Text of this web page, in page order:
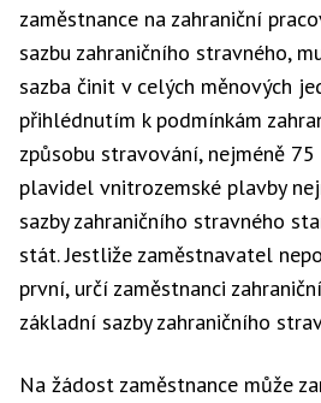
zaměstnance na zahraniční
sazbu zahraničního stravného,
sazba činit v celých měnových
přihlédnutím k podmínkám
způsobu stravování, nejméně
plavidel vnitrozemské plavby
sazby zahraničního stravného
stát. Jestliže zaměstnavatel
první, určí zaměstnanci
základní sazby zahraničního
Na žádost zaměstnance může